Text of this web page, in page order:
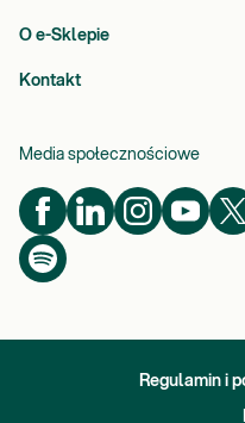
O e-Sklepie
Kontakt
Media społecznościowe
Regulamin i